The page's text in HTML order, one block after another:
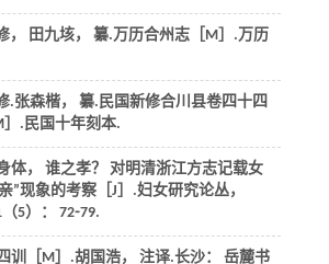
， 田九垓， 纂.万历合州志［M］. 万历
.张森楷， 纂.民国新修合川县卷四十四
］. 民国十年刻本.
体， 谁之孝？ 对明清浙江方志记载女
”现象的考察［J］.妇女研究论丛，
（5）： 72⁃79.
训
［M］.胡国浩， 注译.长沙： 岳麓书